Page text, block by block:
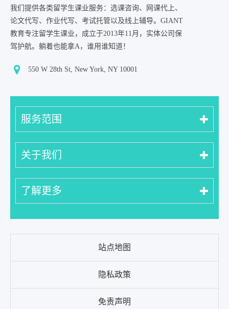
我们提供各类留学生课业服务：选课咨询、网课代上、
论文代写、作业代写、考试托管以及线上辅导。GIANT
教育专注留学生课业，成立于2013年11月，实体公司保
驾护航。躺着也能拿A，谁用谁知道！
550 W 28th St, New York, NY 10001
服务范围
关于我们
了解更多
站点地图
隐私政策
免责声明